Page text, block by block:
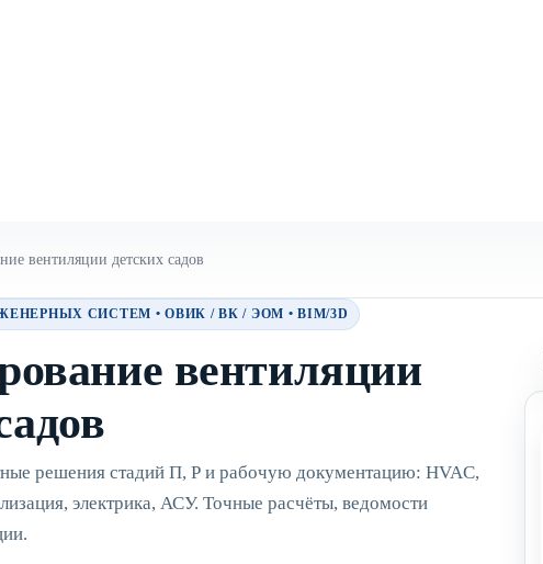
вентиляции детских садов
СИСТЕМ • ОВИК / ВК / ЭОМ • BIM/3D
вентиляции
решения стадий П, Р и рабочую документацию: HVAC,
электрика, АСУ. Точные расчёты, ведомости